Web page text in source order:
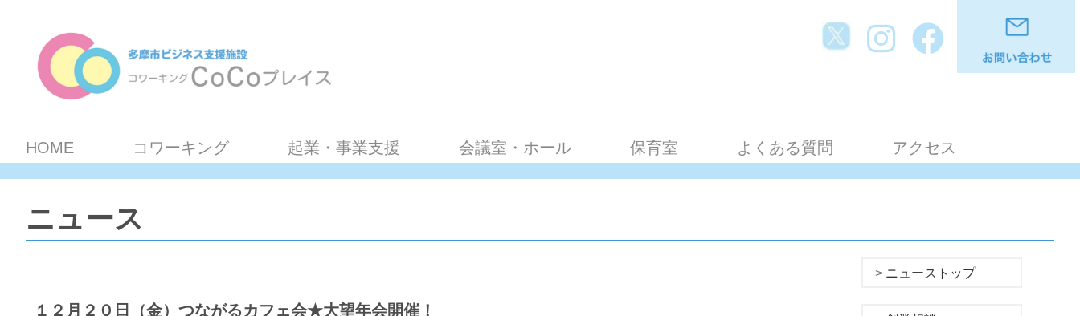
HOME コワーキング 起業・事業支援 会議室・ホール 保育室 よくある質問 アクセス
ニュース
１２月２０日（金）つながるカフェ会★大望年会開催！
ニューストップ